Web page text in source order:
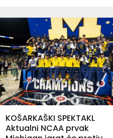
KOŠARKAŠKI SPEKTAKL
Aktualni NCAA prvak